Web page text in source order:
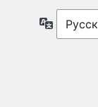
Язык